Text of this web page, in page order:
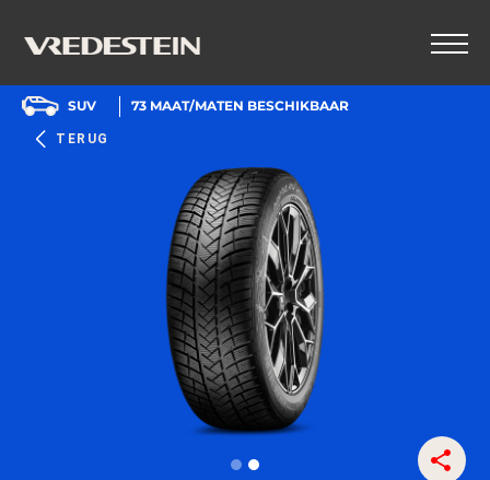
TERUG
SUV 73 MAAT/MATEN BESCHIKBAAR